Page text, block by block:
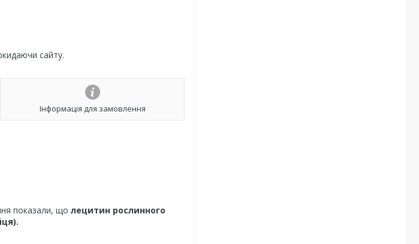
сайту.
Інформація для замовлення
показали, що лецитин рослинного